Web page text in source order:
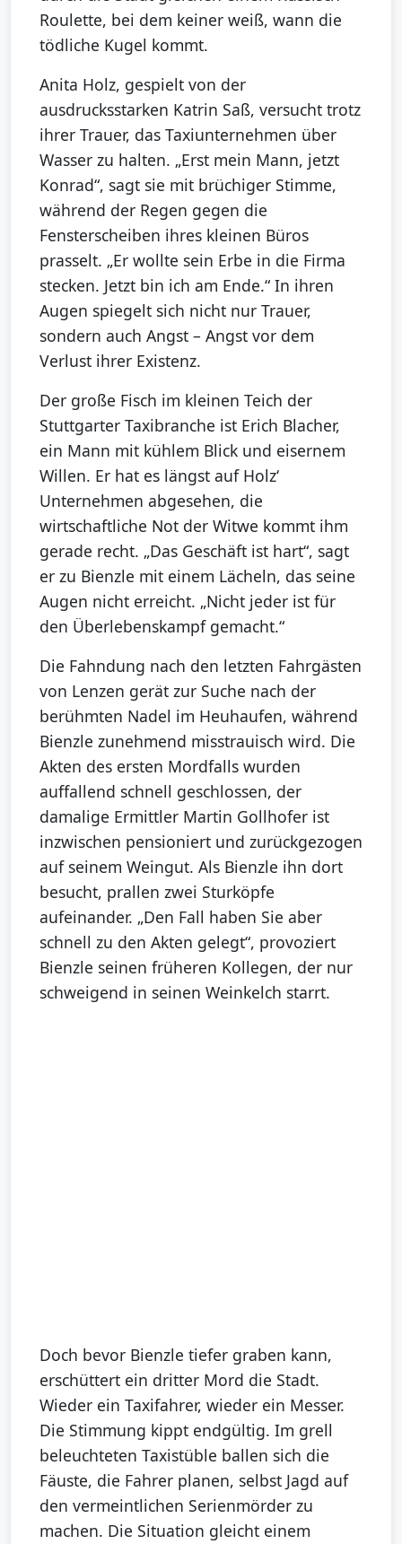
Roulette, bei dem keiner weiß, wann die
tödliche Kugel kommt.
Anita Holz, gespielt von der
ausdrucksstarken Katrin Saß, versucht trotz
ihrer Trauer, das Taxiunternehmen über
Wasser zu halten. „Erst mein Mann, jetzt
Konrad“, sagt sie mit brüchiger Stimme,
während der Regen gegen die
Fensterscheiben ihres kleinen Büros
prasselt. „Er wollte sein Erbe in die Firma
stecken. Jetzt bin ich am Ende.“ In ihren
Augen spiegelt sich nicht nur Trauer,
sondern auch Angst – Angst vor dem
Verlust ihrer Existenz.
Der große Fisch im kleinen Teich der
Stuttgarter Taxibranche ist Erich Blacher,
ein Mann mit kühlem Blick und eisernem
Willen. Er hat es längst auf Holz‘
Unternehmen abgesehen, die
wirtschaftliche Not der Witwe kommt ihm
gerade recht. „Das Geschäft ist hart“, sagt
er zu Bienzle mit einem Lächeln, das seine
Augen nicht erreicht. „Nicht jeder ist für
den Überlebenskampf gemacht.“
Die Fahndung nach den letzten Fahrgästen
von Lenzen gerät zur Suche nach der
berühmten Nadel im Heuhaufen, während
Bienzle zunehmend misstrauisch wird. Die
Akten des ersten Mordfalls wurden
auffallend schnell geschlossen, der
damalige Ermittler Martin Gollhofer ist
inzwischen pensioniert und zurückgezogen
auf seinem Weingut. Als Bienzle ihn dort
besucht, prallen zwei Sturköpfe
aufeinander. „Den Fall haben Sie aber
schnell zu den Akten gelegt“, provoziert
Bienzle seinen früheren Kollegen, der nur
schweigend in seinen Weinkelch starrt.
Doch bevor Bienzle tiefer graben kann,
erschüttert ein dritter Mord die Stadt.
Wieder ein Taxifahrer, wieder ein Messer.
Die Stimmung kippt endgültig. Im grell
beleuchteten Taxistüble ballen sich die
Fäuste, die Fahrer planen, selbst Jagd auf
den vermeintlichen Serienmörder zu
machen. Die Situation gleicht einem